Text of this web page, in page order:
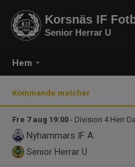
Hem
Korsnäs IF
Senior Herrar U
Kommande matcher
Fre 7 aug 19:00 - Division 4 Herr
Nyhammars IF A
Senior Herrar U